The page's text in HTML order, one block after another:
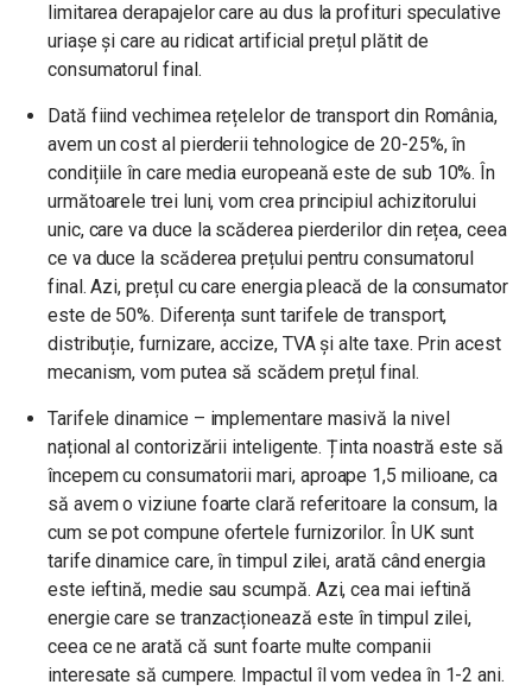
limitarea derapajelor care au dus la profituri speculative
uriașe și care au ridicat artificial prețul plătit de
consumatorul final.
Dată fiind vechimea rețelelor de transport din România,
avem un cost al pierderii tehnologice de 20-25%, în
condițiile în care media europeană este de sub 10%. În
următoarele trei luni, vom crea principiul achizitorului
unic, care va duce la scăderea pierderilor din rețea, ceea
ce va duce la scăderea prețului pentru consumatorul
final. Azi, prețul cu care energia pleacă de la consumator
este de 50%. Diferența sunt tarifele de transport,
distribuție, furnizare, accize, TVA și alte taxe. Prin acest
mecanism, vom putea să scădem prețul final.
Tarifele dinamice – implementare masivă la nivel
național al contorizării inteligente. Ținta noastră este să
începem cu consumatorii mari, aproape 1,5 milioane, ca
să avem o viziune foarte clară referitoare la consum, la
cum se pot compune ofertele furnizorilor. În UK sunt
tarife dinamice care, în timpul zilei, arată când energia
este ieftină, medie sau scumpă. Azi, cea mai ieftină
energie care se tranzacționează este în timpul zilei,
ceea ce ne arată că sunt foarte multe companii
interesate să cumpere. Impactul îl vom vedea în 1-2 ani.